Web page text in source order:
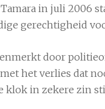
in juli 2006
gerechtigheid
door
het verlies dat
klok in zekere zin